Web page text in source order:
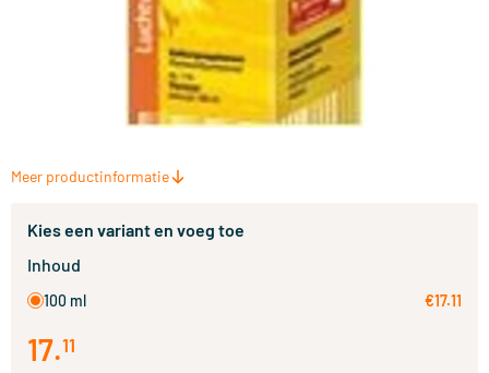
Meer productinformatie
Kies een variant en voeg toe
Inhoud
100 ml €17.11
17.11